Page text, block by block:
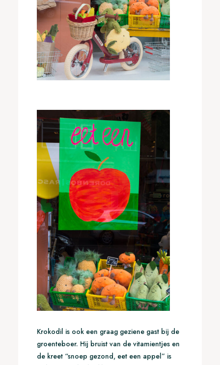
Krokodil is ook een graag geziene gast bij de
groenteboer. Hij bruist van de vitamientjes en
de kreet “snoep gezond, eet een appel” is